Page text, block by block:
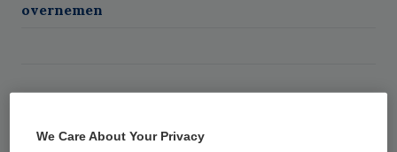
overnemen
We Care About Your Privacy